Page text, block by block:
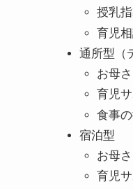
授乳
育児
通所型（
お母
育児
食事
宿泊型
お母
育児